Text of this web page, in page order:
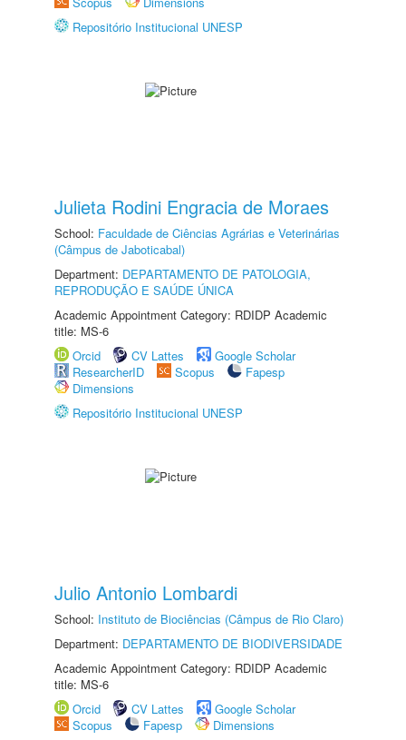
Repositório Institucional UNESP
Julieta Rodini Engracia de Moraes
School: Faculdade de Ciências Agrárias e Veterinárias
(Câmpus de Jaboticabal)
Department: DEPARTAMENTO DE PATOLOGIA,
REPRODUÇÃO E SAÚDE ÚNICA
Academic Appointment Category: RDIDP Academic
title: MS-6
Orcid
CV Lattes
Google Scholar
ResearcherID
Scopus
Fapesp
Dimensions
Repositório Institucional UNESP
Julio Antonio Lombardi
School: Instituto de Biociências (Câmpus de Rio Claro)
Department: DEPARTAMENTO DE BIODIVERSIDADE
Academic Appointment Category: RDIDP Academic
title: MS-6
Orcid
CV Lattes
Google Scholar
Scopus
Fapesp
Dimensions